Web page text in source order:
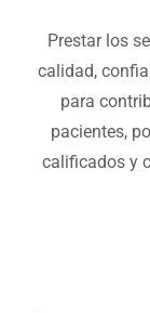
Prestar los
calidad,
para
pacientes,
calificados y